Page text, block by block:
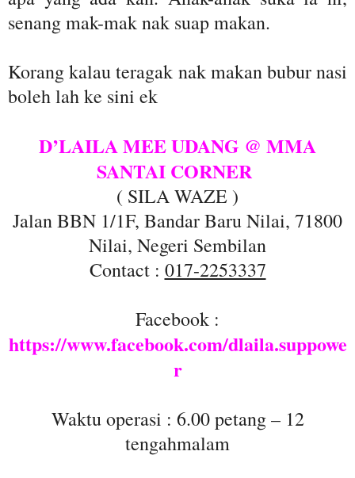
senang mak-mak nak suap makan.
Korang kalau teragak nak makan bubur nasi
boleh lah ke sini ek
D’LAILA MEE UDANG @ MMA
SANTAI CORNER
( SILA WAZE )
Jalan BBN 1/1F, Bandar Baru Nilai, 71800
Nilai, Negeri Sembilan
Contact : 017-2253337
Facebook :
https://www.facebook.com/dlaila.suppowe
r
Waktu operasi : 6.00 petang – 12
tengahmalam